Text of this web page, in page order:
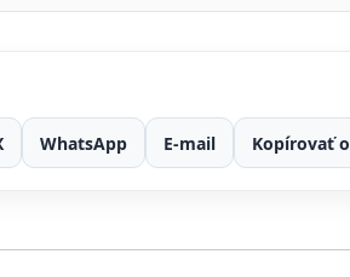
WhatsApp E-mail Kopírovať